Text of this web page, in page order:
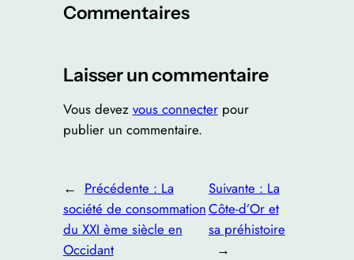
Commentaires
Laisser un commentaire
Vous devez vous connecterpour
publier un commentaire.
← Précédente : La
société de consommation
du XXI ème siècle en
Occidant
Suivante : La
Côte-d’Or et
sa préhistoire
→